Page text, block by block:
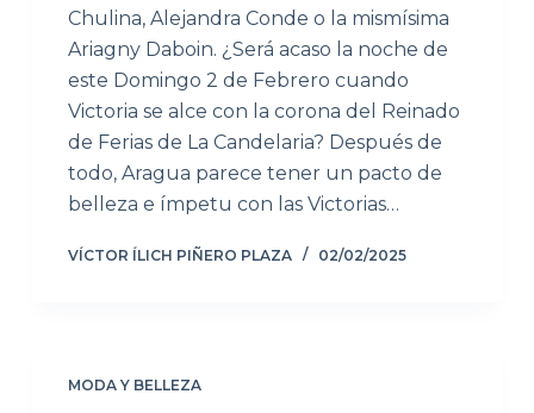
Chulina, Alejandra Conde o la mismísima
Ariagny Daboin. ¿Será acaso la noche de
este Domingo 2 de Febrero cuando
Victoria se alce con la corona del Reinado
de Ferias de La Candelaria? Después de
todo, Aragua parece tener un pacto de
belleza e ímpetu con las Victorias…
VÍCTOR ÍLICH PIÑERO PLAZA 02/02/2025
MODA Y BELLEZA